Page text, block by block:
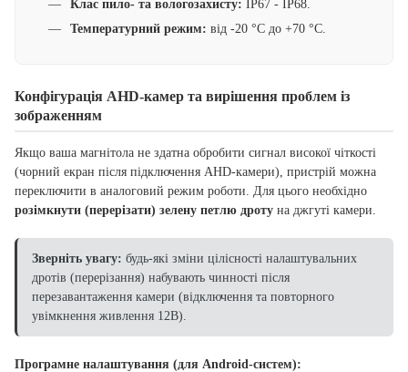
Клас пило- та вологозахисту: IP67 - IP68.
Температурний режим: від -20 °C до +70 °C.
Конфігурація AHD-камер та вирішення проблем із
зображенням
Якщо ваша магнітола не здатна обробити сигнал високої чіткості
(чорний екран після підключення AHD-камери), пристрій можна
переключити в аналоговий режим роботи. Для цього необхідно
розімкнути (перерізати) зелену петлю дроту на джгуті камери.
Зверніть увагу: будь-які зміни цілісності налаштувальних
дротів (перерізання) набувають чинності після
перезавантаження камери (відключення та повторного
увімкнення живлення 12В).
Програмне налаштування (для Android-систем):